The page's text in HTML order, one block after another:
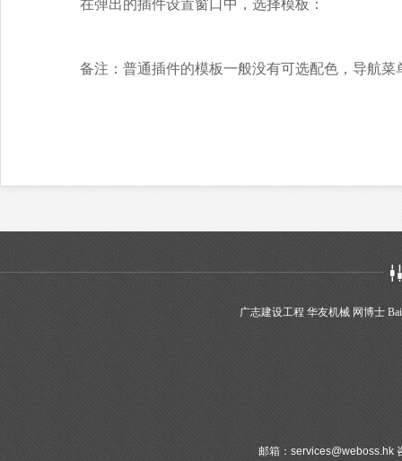
在弹出的插件设置窗口中，选择模板：
备注：普通插件的模板一般没有可选配色，导航
广志建设工程 华友机械 网博士
邮箱： services@weboss.hk